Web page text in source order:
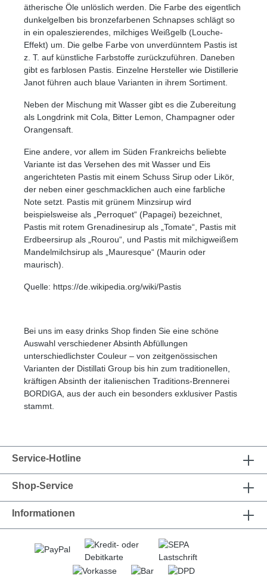
ätherische Öle unlöslich werden. Die Farbe des eigentlich
dunkelgelben bis bronzefarbenen Schnapses schlägt so
in ein opaleszierendes, milchiges Weißgelb (Louche-
Effekt) um. Die gelbe Farbe von unverdünntem Pastis ist
z. T. auf künstliche Farbstoffe zurückzuführen. Daneben
gibt es farblosen Pastis. Einzelne Hersteller wie Distillerie
Janot führen auch blaue Varianten in ihrem Sortiment.
Neben der Mischung mit Wasser gibt es die Zubereitung
als Longdrink mit Cola, Bitter Lemon, Champagner oder
Orangensaft.
Eine andere, vor allem im Süden Frankreichs beliebte
Variante ist das Versehen des mit Wasser und Eis
angerichteten Pastis mit einem Schuss Sirup oder Likör,
der neben einer geschmacklichen auch eine farbliche
Note setzt. Pastis mit grünem Minzsirup wird
beispielsweise als „Perroquet“ (Papagei) bezeichnet,
Pastis mit rotem Grenadinesirup als „Tomate“, Pastis mit
Erdbeersirup als „Rourou“, und Pastis mit milchigweißem
Mandelmilchsirup als „Mauresque“ (Maurin oder
maurisch).
Quelle: https://de.wikipedia.org/wiki/Pastis
Bei uns im easy drinks Shop finden Sie eine schöne
Auswahl verschiedener Absinth Abfüllungen
unterschiedlichster Couleur – von zeitgenössischen
Varianten der Distillati Group bis hin zum traditionellen,
kräftigen Absinth der italienischen Traditions-Brennerei
BORDIGA, aus der auch ein besonders exklusiver Pastis
stammt.
Service-Hotline
Shop-Service
Informationen